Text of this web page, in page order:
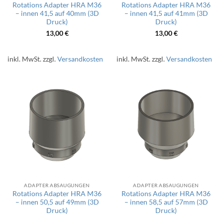
Rotations Adapter HRA M36
– innen 41,5 auf 40mm (3D
Druck)
13,00€
inkl. MwSt.zzgl.Versandkosten
Rotations Adapter HRA M36
– innen 41,5 auf 41mm (3D
Druck)
13,00€
inkl. MwSt.zzgl.Versandkosten
ADAPTER ABSAUGUNGEN
Rotations Adapter HRA M36
– innen 50,5 auf 49mm (3D
Druck)
ADAPTER ABSAUGUNGEN
Rotations Adapter HRA M36
– innen 58,5 auf 57mm (3D
Druck)